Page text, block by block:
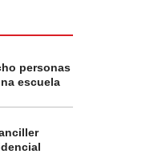
personas
escuela